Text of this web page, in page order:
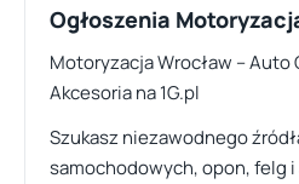
Ogłoszenia
Motoryzacja Wrocław – Auto
Akcesoria na 1G.pl
Szukasz niezawodnego
samochodowych, opon, felg